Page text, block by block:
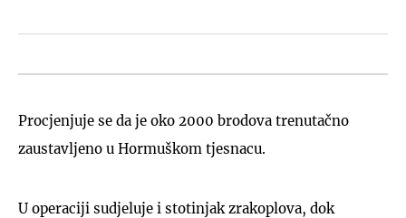
Procjenjuje se da je oko 2000 brodova trenutačno
zaustavljeno u Hormuškom tjesnacu.
U operaciji sudjeluje i stotinjak zrakoplova, dok